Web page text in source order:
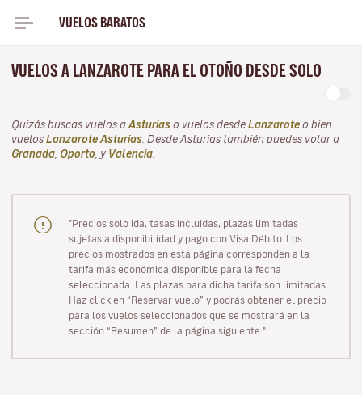
VUELOS BARATOS
VUELOS A LANZAROTE PARA EL OTOÑO DESDE SOLO
Quizás buscas vuelos a Asturias o vuelos desde Lanzarote o bien
vuelos Lanzarote Asturias . Desde Asturias también puedes volar a
Granada Oporto , y Valencia
"Precios solo ida, tasas incluidas, plazas limitadas
sujetas a disponibilidad y pago con Visa Débito. Los
precios mostrados en esta página corresponden a la
tarifa más económica disponible para la fecha
seleccionada. Las plazas para dicha tarifa son limitadas.
Haz click en “Reservar vuelo” y podrás obtener el precio
para los vuelos seleccionados que se mostrará en la
sección “Resumen” de la página siguiente."